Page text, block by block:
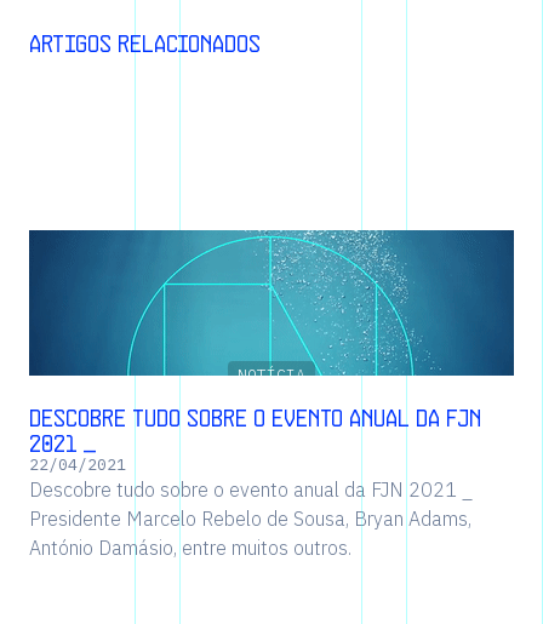
Artigos relacionados
NOTÍCIA
Descobre tudo sobre o evento anual da FJN
2021 _
22/04/2021
Descobre tudo sobre o evento anual da FJN 2021 _
Presidente Marcelo Rebelo de Sousa, Bryan Adams,
António Damásio, entre muitos outros.